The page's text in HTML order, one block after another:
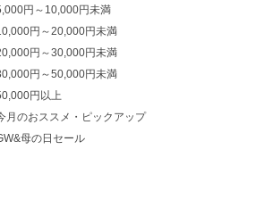
円～10,000円未満
円～20,000円未満
円～30,000円未満
円～50,000円未満
円以上
月のおススメ・ピックアップ
母の日セール